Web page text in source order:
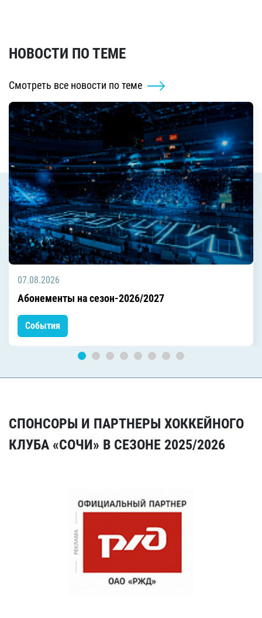
НОВОСТИ ПО ТЕМЕ
Смотреть все новости по теме
07.08.2026
Абонементы на сезон-2026/2027
События
СПОНСОРЫ И ПАРТНЕРЫ ХОККЕЙНОГО
КЛУБА «СОЧИ» В СЕЗОНЕ 2025/2026